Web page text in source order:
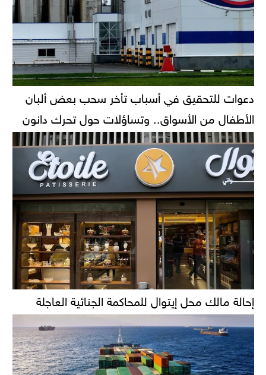
دعوات للتحقيق في أسباب تأخر سحب بعض ألبان
الأطفال من الأسواق.. وتساؤلات حول تحرك دانون
إحالة مالك محل إيتوال للمحاكمة الجنائية العاجلة